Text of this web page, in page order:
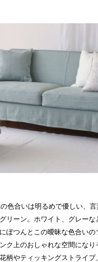
色合いは明るめで優しい、
リーン。ホワイト、グレーな
ぽつんとこの曖昧な色合い
ク上のおしゃれな空間になり
柄やティッキングストライプ